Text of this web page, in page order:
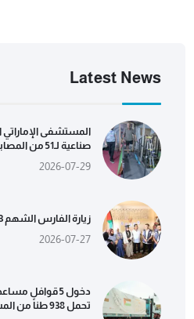
Latest News
المستشفى الإماراتي
صناعية لـ51 من المصابين الفلسطينيين
2026-07-29
زيارة الفارس الشهم 3 لأوائل الثانوية العامة بغزة
2026-07-27
دخول 5 قوافل
تحمل 938 طناً من المساعدات الإنسانية